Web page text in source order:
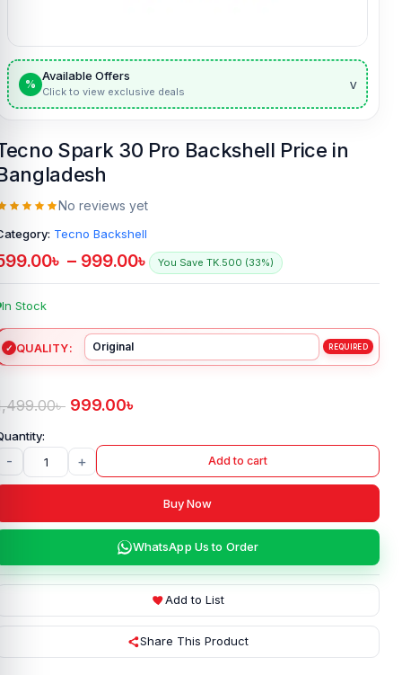
%
Available Offers
Click to view exclusive deals v
Spark 30 Pro Backshell Price in
No reviews yet
Tecno Backshell
৳ – 999.00৳ You Save TK.500 (33%)
In Stock
QUALITY
৳ 999.00৳
- + Add to cart
Buy Now
WhatsApp Us to Order
Add to List
Share This Product